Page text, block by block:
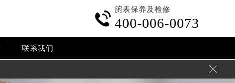

腕表保养及检修
400-006-0073
联系我们
